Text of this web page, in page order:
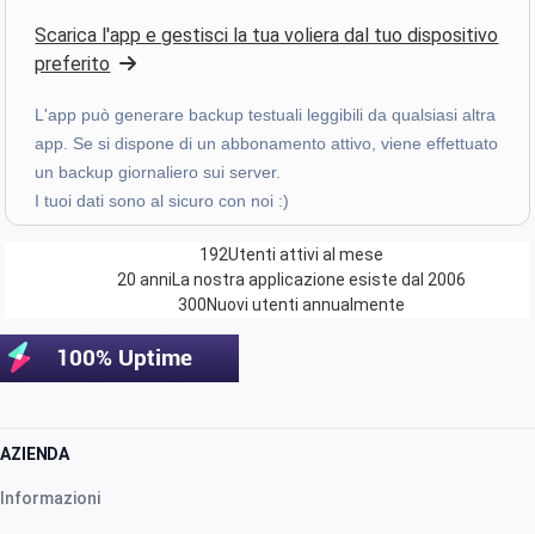
Z. E. ·Switzerland
starstarstar star
Valutazione a cinque stelle
mese scorso
starstarstar v4.3.21
Valutazione a cinque stelle
mese scorso
“Sinto falta de poder criar novas categorias nas
Scarica l'app e gestisci la tua voliera dal tuo dispositivo
preferito
L'app può generare backup testuali leggibili da qualsiasi altra
app. Se si dispone di un abbonamento attivo, viene effettuato
un backup giornaliero sui server.
I tuoi dati sono al sicuro con noi :)
Utenti attivi al mese
192
La nostra applicazione esiste dal 2006
20 anni
Nuovi utenti annualmente
300
AZIENDA
Informazioni